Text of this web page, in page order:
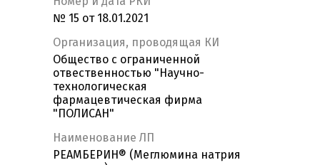
№ 15 от 18.01.2021
Организация, проводящая КИ
Общество с ограниченной
отвественностью "Научно-
технологическая
фармацевтическая фирма
"ПОЛИСАН"
Наименование ЛП
РЕАМБЕРИН® (Меглюмина натрия